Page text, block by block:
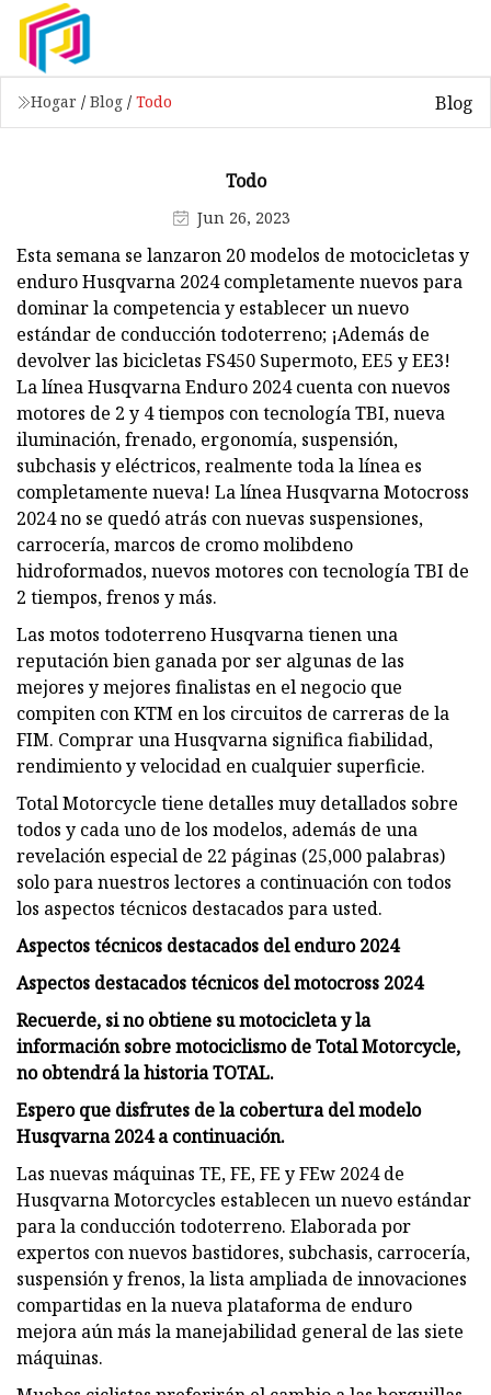
Hogar / Blog / Todo Blog
Todo
Jun 26, 2023
Esta semana se lanzaron 20 modelos de motocicletas y
enduro Husqvarna 2024 completamente nuevos para
dominar la competencia y establecer un nuevo
estándar de conducción todoterreno; ¡Además de
devolver las bicicletas FS450 Supermoto, EE5 y EE3!
La línea Husqvarna Enduro 2024 cuenta con nuevos
motores de 2 y 4 tiempos con tecnología TBI, nueva
iluminación, frenado, ergonomía, suspensión,
subchasis y eléctricos, realmente toda la línea es
completamente nueva! La línea Husqvarna Motocross
2024 no se quedó atrás con nuevas suspensiones,
carrocería, marcos de cromo molibdeno
hidroformados, nuevos motores con tecnología TBI de
2 tiempos, frenos y más.
Las motos todoterreno Husqvarna tienen una
reputación bien ganada por ser algunas de las
mejores y mejores finalistas en el negocio que
compiten con KTM en los circuitos de carreras de la
FIM. Comprar una Husqvarna significa fiabilidad,
rendimiento y velocidad en cualquier superficie.
Total Motorcycle tiene detalles muy detallados sobre
todos y cada uno de los modelos, además de una
revelación especial de 22 páginas (25,000 palabras)
solo para nuestros lectores a continuación con todos
los aspectos técnicos destacados para usted.
Aspectos técnicos destacados del enduro 2024
Aspectos destacados técnicos del motocross 2024
Recuerde, si no obtiene su motocicleta y la
información sobre motociclismo de Total Motorcycle,
no obtendrá la historia TOTAL.
Espero que disfrutes de la cobertura del modelo
Husqvarna 2024 a continuación.
Las nuevas máquinas TE, FE, FE y FEw 2024 de
Husqvarna Motorcycles establecen un nuevo estándar
para la conducción todoterreno. Elaborada por
expertos con nuevos bastidores, subchasis, carrocería,
suspensión y frenos, la lista ampliada de innovaciones
compartidas en la nueva plataforma de enduro
mejora aún más la manejabilidad general de las siete
máquinas.